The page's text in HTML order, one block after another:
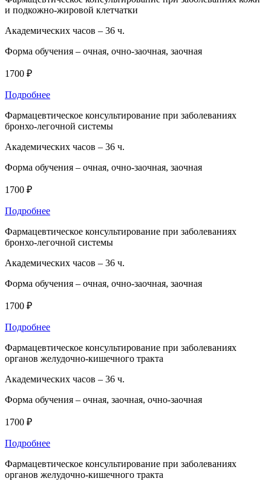
и подкожно-жировой клетчатки
Академических часов – 36 ч.
Форма обучения – очная, очно-заочная, заочная
1700 ₽
Подробнее
Фармацевтическое консультирование при заболеваниях
бронхо-легочной системы
Академических часов – 36 ч.
Форма обучения – очная, очно-заочная, заочная
1700 ₽
Подробнее
Фармацевтическое консультирование при заболеваниях
бронхо-легочной системы
Академических часов – 36 ч.
Форма обучения – очная, очно-заочная, заочная
1700 ₽
Подробнее
Фармацевтическое консультирование при заболеваниях
органов желудочно-кишечного тракта
Академических часов – 36 ч.
Форма обучения – очная, заочная, очно-заочная
1700 ₽
Подробнее
Фармацевтическое консультирование при заболеваниях
органов желудочно-кишечного тракта